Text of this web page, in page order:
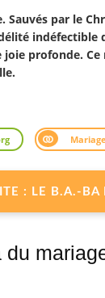
Sauvés par le
indéfectible
joie profonde.
: LE B.A.-
du